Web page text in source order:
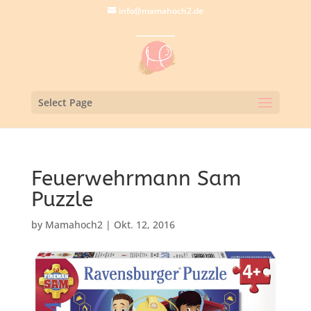
info@mamahoch2.de
Select Page
Feuerwehrmann Sam
Puzzle
by Mamahoch2| Okt. 12, 2016